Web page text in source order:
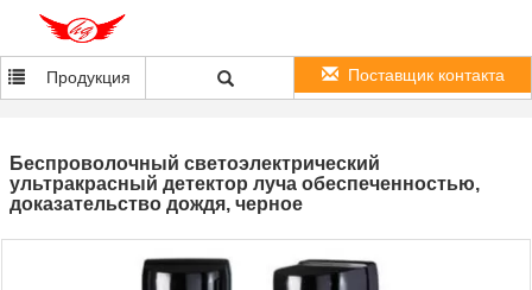
Продукция Поставщик контакта
Беспроволочный светоэлектрический
ультракрасный детектор луча обеспеченностью,
доказательство дождя, черное